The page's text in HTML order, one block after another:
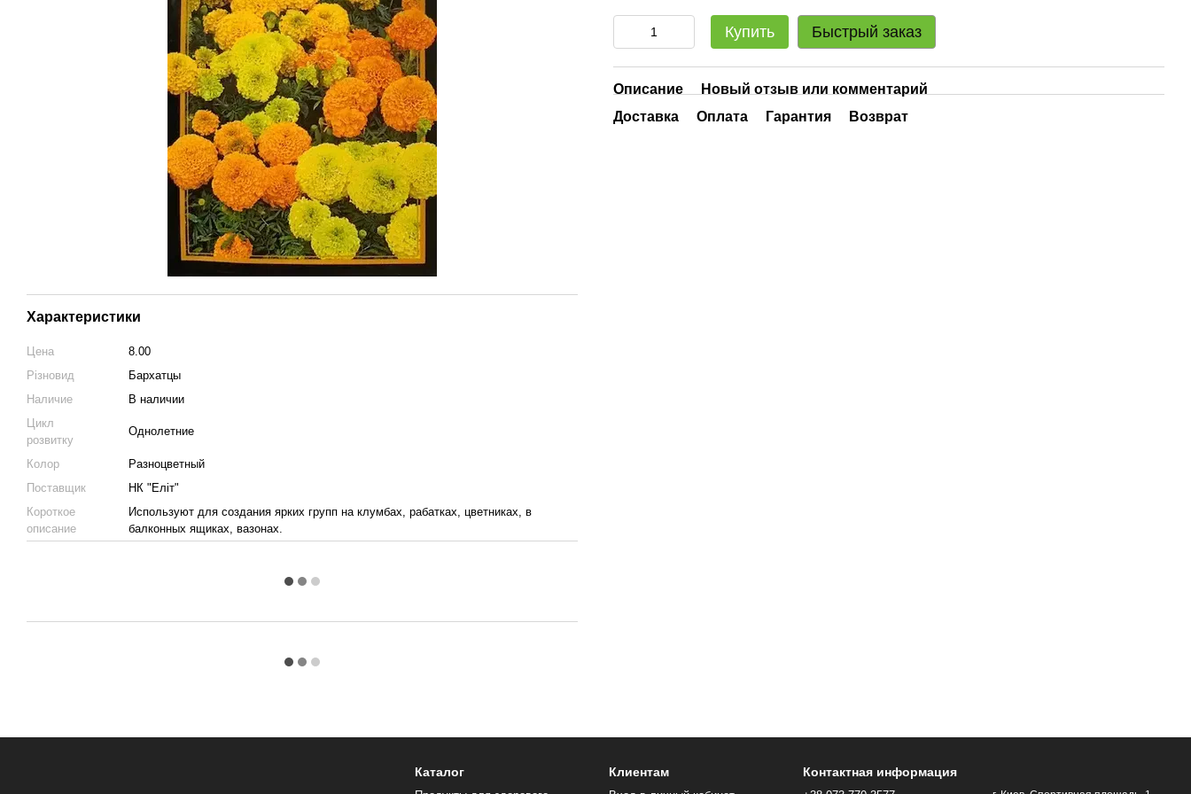
Характеристики
Цена
8.00
Різновид
Бархатцы
Наличие
В наличии
Цикл
розвитку
Однолетние
Колор
Разноцветный
Поставщик
НК "Еліт"
Короткое
описание
Используют для создания ярких групп на клумбах, рабатках, цветниках, в
балконных ящиках, вазонах.
Купить Быстрый заказ
Описание
Новый отзыв или комментарий
Доставка
Оплата Гарантия Возврат
Каталог Клиентам Контактная информация